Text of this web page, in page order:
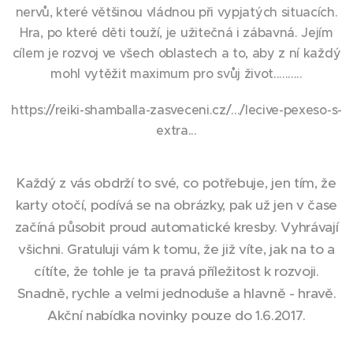
nervů, které většinou vládnou při vypjatých situacích.
Hra, po které děti touží, je užitečná i zábavná. Jejím
cílem je rozvoj ve všech oblastech a to, aby z ní každý
mohl vytěžit maximum pro svůj život..........
https://reiki-shamballa-zasveceni.cz/.../lecive-pexeso-s-
extra...
Každý z vás obdrží to své, co potřebuje, jen tím, že
karty otočí, podívá se na obrázky, pak už jen v čase
začíná působit proud automatické kresby. Vyhrávají
všichni. Gratuluji vám k tomu, že již víte, jak na to a
cítíte, že tohle je ta pravá příležitost k rozvoji.
Snadně, rychle a velmi jednoduše a hlavně - hravě.
Akční nabídka novinky pouze do 1.6.2017.